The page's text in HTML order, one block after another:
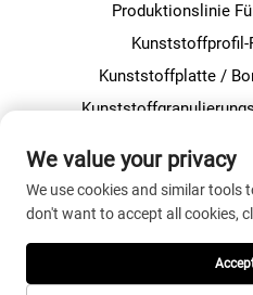
Produktionslinie
Kunststoffprofil-
Kunststoffplatte /
ÜBER DAS
We value your privacy
We use cookies and similar tools
don't want to accept all cookies,